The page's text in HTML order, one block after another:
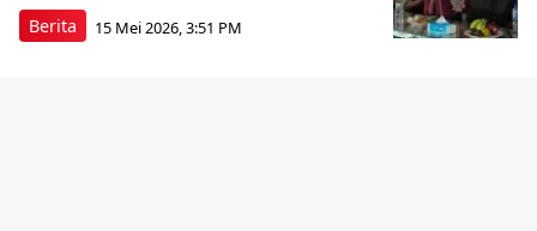
Berita 15 Mei 2026, 3:51 PM